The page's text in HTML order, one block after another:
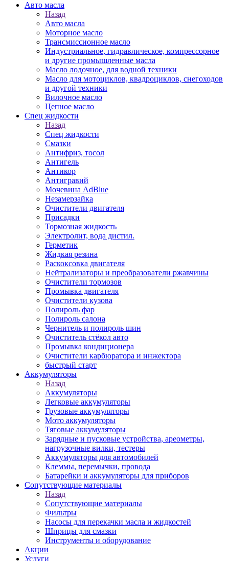
Авто масла
Назад
Авто масла
Моторное масло
Трансмиссионное масло
Индустриальное, гидравлическое, компрессорное
и другие промышленные масла
Масло лодочное, для водной техники
Масло для мотоциклов, квадроциклов, снегоходов
и другой техники
Вилочное масло
Цепное масло
Спец жидкости
Назад
Спец жидкости
Смазки
Антифриз, тосол
Антигель
Антикор
Антигравий
Мочевина AdBlue
Незамерзайка
Очистители двигателя
Присадки
Тормозная жидкость
Электролит, вода дистил.
Герметик
Жидкая резина
Раскоксовка двигателя
Нейтрализаторы и преобразователи ржавчины
Очистители тормозов
Промывка двигателя
Очистители кузова
Полироль фар
Полироль салона
Чернитель и полироль шин
Очиститель стёкол авто
Промывка кондиционера
Очистители карбюратора и инжектора
быстрый старт
Аккумуляторы
Назад
Аккумуляторы
Легковые аккумуляторы
Грузовые аккумуляторы
Мото аккумуляторы
Тяговые аккумуляторы
Зарядные и пусковые устройства, ареометры,
нагрузочные вилки, тестеры
Аккумуляторы для автомобилей
Клеммы, перемычки, провода
Батарейки и аккумуляторы для приборов
Сопутствующие материалы
Назад
Сопутствующие материалы
Фильтры
Насосы для перекачки масла и жидкостей
Шприцы для смазки
Инструменты и оборудование
Акции
Услуги